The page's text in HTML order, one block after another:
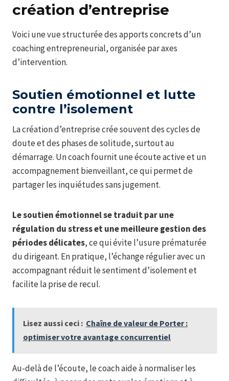
création d’entreprise
Voici une vue structurée des apports concrets d’un
coaching entrepreneurial, organisée par axes
d’intervention.
Soutien émotionnel et lutte
contre l’isolement
La création d’entreprise crée souvent des cycles de
doute et des phases de solitude, surtout au
démarrage. Un coach fournit une écoute active et un
accompagnement bienveillant, ce qui permet de
partager les inquiétudes sans jugement.
Le soutien émotionnel se traduit par une
régulation du stress et une meilleure gestion des
périodes délicates, ce qui évite l’usure prématurée
du dirigeant. En pratique, l’échange régulier avec un
accompagnant réduit le sentiment d’isolement et
facilite la prise de recul.
Lisez aussi ceci : Chaîne de valeur de Porter :
optimiser votre avantage concurrentiel
Au-delà de l’écoute, le coach aide à normaliser les